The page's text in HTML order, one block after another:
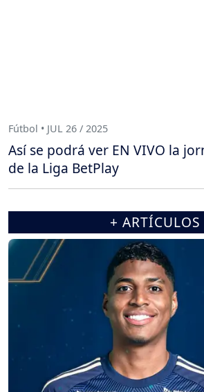
Fútbol • JUL 26 / 2025
Así se podrá ver EN VIVO la
de la Liga BetPlay
+ ARTÍCULOS